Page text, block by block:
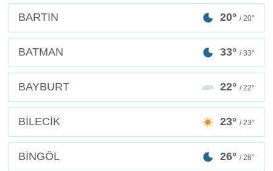
BARTIN 20° / 20°
BATMAN 33° / 33°
BAYBURT 22° / 22°
BİLECİK 23° / 23°
BİNGÖL 26° / 26°